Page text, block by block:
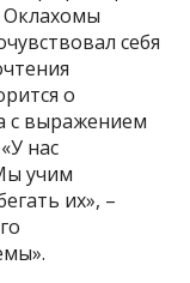
Оклахомы
себя
о
с выражением
нас
учим
их», –